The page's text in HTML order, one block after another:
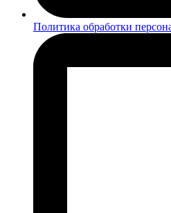
Политика обработки